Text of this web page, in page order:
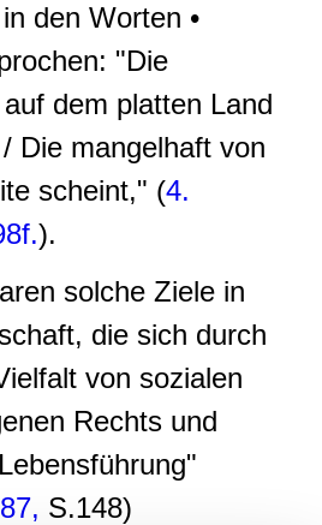
den Worten •
"Die
dem platten Land
/ Die mangelhaft von
scheint," (4.
).
solche Ziele in
die sich durch
von sozialen
Rechts und
S.148)